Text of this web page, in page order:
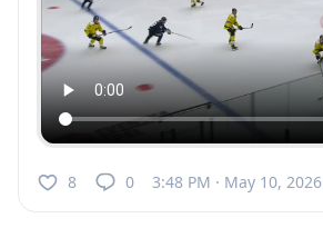
8 0 3:48 PM · May 10, 2026